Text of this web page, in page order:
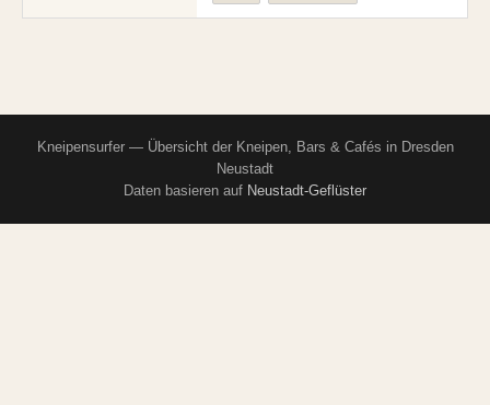
Kneipensurfer — Übersicht der Kneipen, Bars & Cafés in Dresden
Neustadt
Daten basieren auf Neustadt-Geflüster